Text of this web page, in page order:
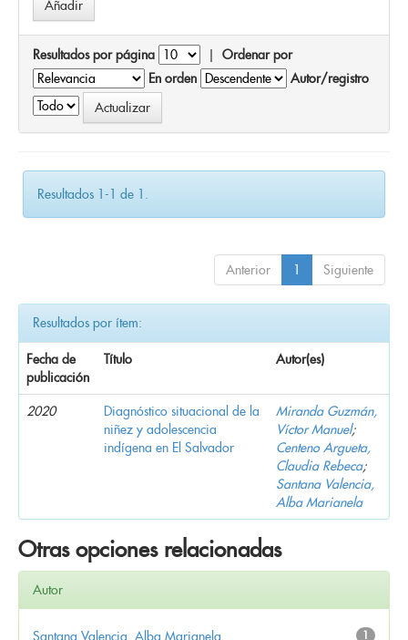
Resultados por página | Ordenar por
En orden
Autor/registro
Resultados 1-1 de 1.
Anterior 1 Siguiente
Resultados por ítem:
Fecha de
publicación
Título Autor(es)
2020
Diagnóstico situacional de la
niñez y adolescencia
indígena en El Salvador
Miranda Guzmán,
Víctor Manuel;
Centeno Argueta,
Claudia Rebeca;
Santana Valencia,
Alba Marianela
Otras opciones relacionadas
Autor
1
Santana Valencia, Alba Marianela